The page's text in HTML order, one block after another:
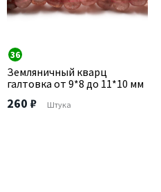
36
Земляничный кварц
галтовка от 9*8 до 11*10 мм
260 ₽ Штука